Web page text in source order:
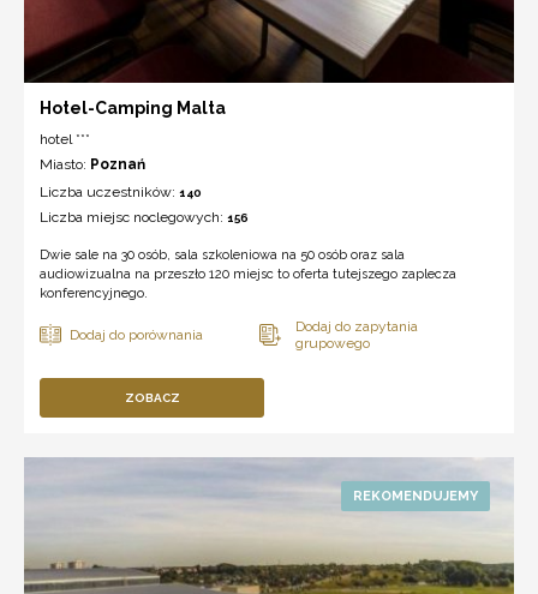
Hotel-Camping Malta
hotel ***
Miasto: Poznań
Liczba uczestników: 140
Liczba miejsc noclegowych: 156
Dwie sale na 30 osób, sala szkoleniowa na 50 osób oraz sala
audiowizualna na przeszło 120 miejsc to oferta tutejszego zaplecza
konferencyjnego.
ZOBACZ